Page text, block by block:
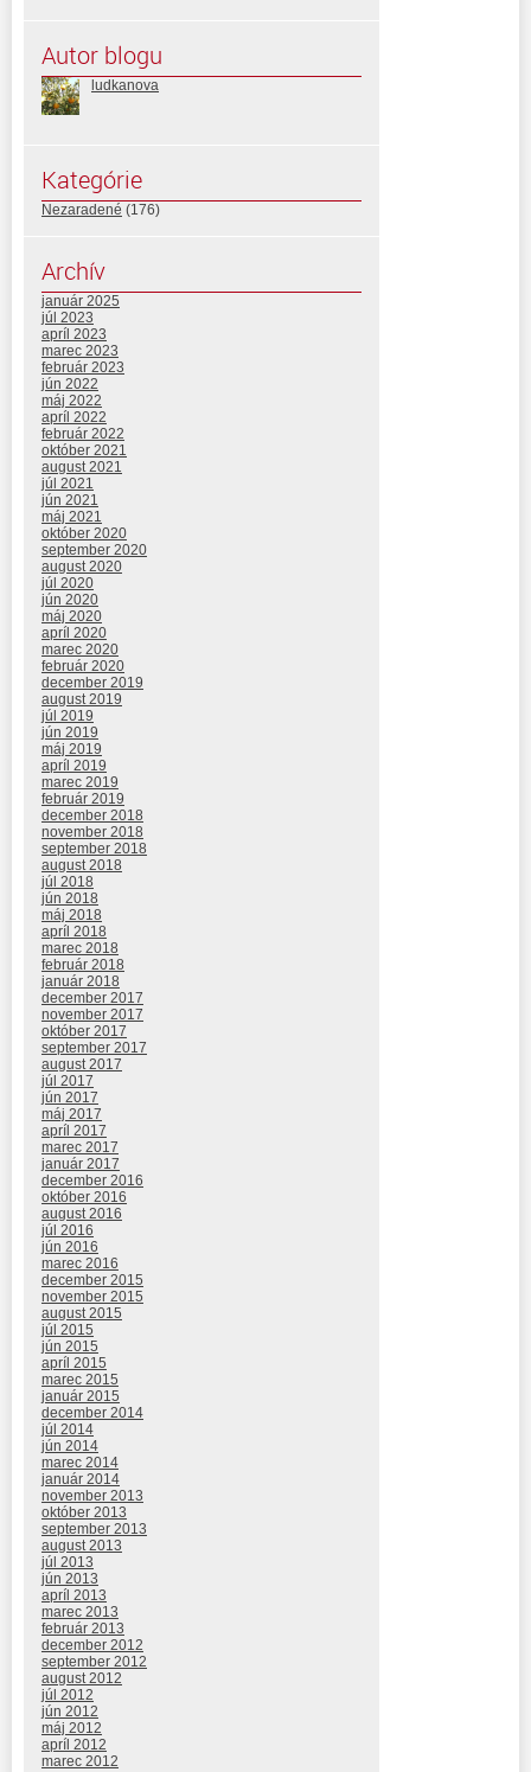
Autor blogu
ludkanova
Kategórie
Nezaradené (176)
Archív
január 2025
júl 2023
apríl 2023
marec 2023
február 2023
jún 2022
máj 2022
apríl 2022
február 2022
október 2021
august 2021
júl 2021
jún 2021
máj 2021
október 2020
september 2020
august 2020
júl 2020
jún 2020
máj 2020
apríl 2020
marec 2020
február 2020
december 2019
august 2019
júl 2019
jún 2019
máj 2019
apríl 2019
marec 2019
február 2019
december 2018
november 2018
september 2018
august 2018
júl 2018
jún 2018
máj 2018
apríl 2018
marec 2018
február 2018
január 2018
december 2017
november 2017
október 2017
september 2017
august 2017
júl 2017
jún 2017
máj 2017
apríl 2017
marec 2017
január 2017
december 2016
október 2016
august 2016
júl 2016
jún 2016
marec 2016
december 2015
november 2015
august 2015
júl 2015
jún 2015
apríl 2015
marec 2015
január 2015
december 2014
júl 2014
jún 2014
marec 2014
január 2014
november 2013
október 2013
september 2013
august 2013
júl 2013
jún 2013
apríl 2013
marec 2013
február 2013
december 2012
september 2012
august 2012
júl 2012
jún 2012
máj 2012
apríl 2012
marec 2012